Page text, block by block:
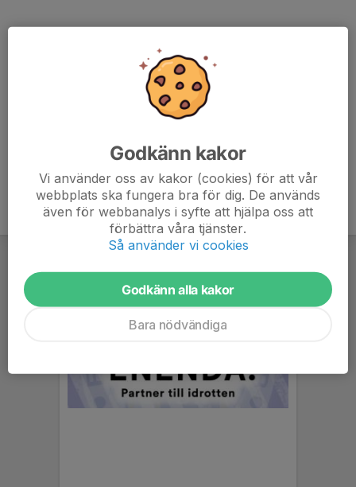
Godkänn kakor
Vi använder oss av kakor (cookies) för att vår
webbplats ska fungera bra för dig. De används
även för webbanalys i syfte att hjälpa oss att
förbättra våra tjänster.
Så använder vi cookies
Godkänn alla kakor
Bara nödvändiga